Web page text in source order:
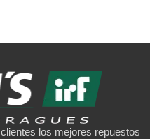
los mejores repuestos